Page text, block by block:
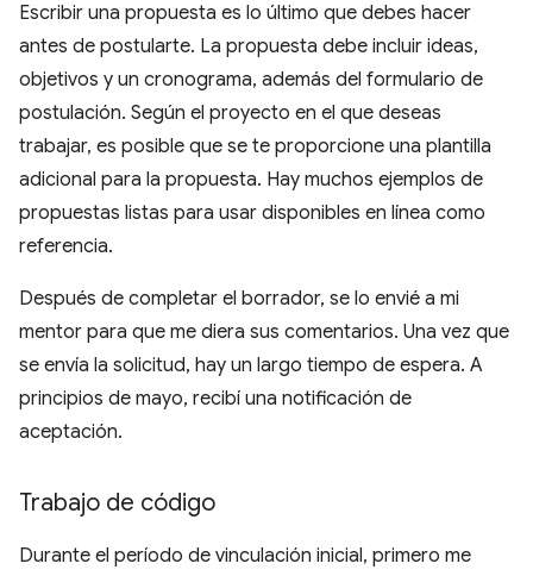
Escribir una propuesta es lo último que debes hacer
antes de postularte. La propuesta debe incluir ideas,
objetivos y un cronograma, además del formulario de
postulación. Según el proyecto en el que deseas
trabajar, es posible que se te proporcione una plantilla
adicional para la propuesta. Hay muchos ejemplos de
propuestas listas para usar disponibles en línea como
referencia.
Después de completar el borrador, se lo envié a mi
mentor para que me diera sus comentarios. Una vez que
se envía la solicitud, hay un largo tiempo de espera. A
principios de mayo, recibí una notificación de
aceptación.
Trabajo de código
Durante el período de vinculación inicial, primero me